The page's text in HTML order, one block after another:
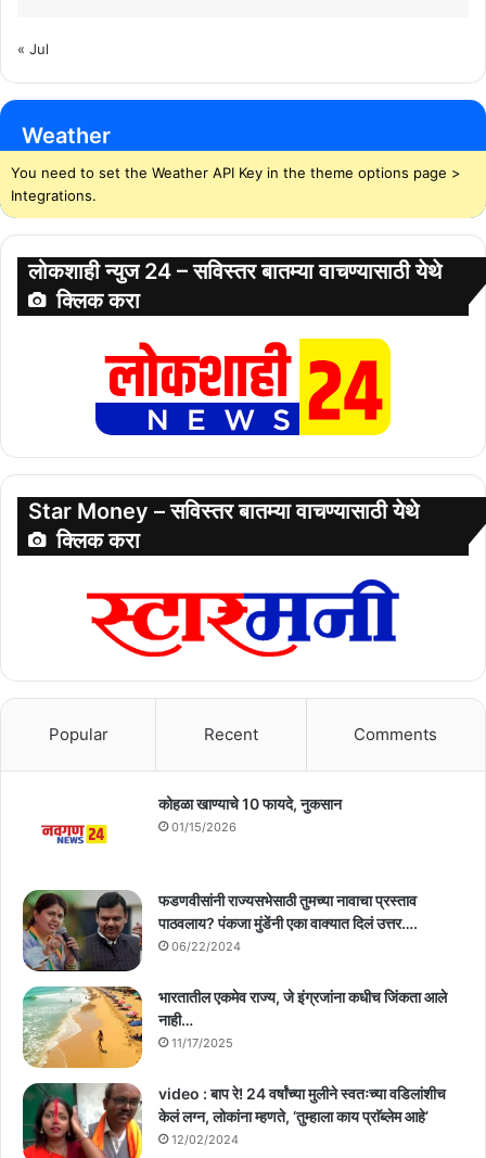
« Jul
Weather
You need to set the Weather API Key in the theme options page >
Integrations.
लोकशाही न्युज 24 – सविस्तर बातम्या वाचण्यासाठी येथे
क्लिक करा
Star Money – सविस्तर बातम्या वाचण्यासाठी येथे
क्लिक करा
Popular Recent Comments
कोहळा खाण्याचे 10 फायदे, नुकसान
01/15/2026
फडणवीसांनी राज्यसभेसाठी तुमच्या नावाचा प्रस्ताव
पाठवलाय? पंकजा मुंडेंनी एका वाक्यात दिलं उत्तर….
06/22/2024
भारतातील एकमेव राज्य, जे इंग्रजांना कधीच जिंकता आले
नाही…
11/17/2025
video : बाप रे! 24 वर्षांच्या मुलीने स्वतःच्या वडिलांशीच
केलं लग्न, लोकांना म्हणते, ‘तुम्हाला काय प्राॅब्लेम आहे’
12/02/2024